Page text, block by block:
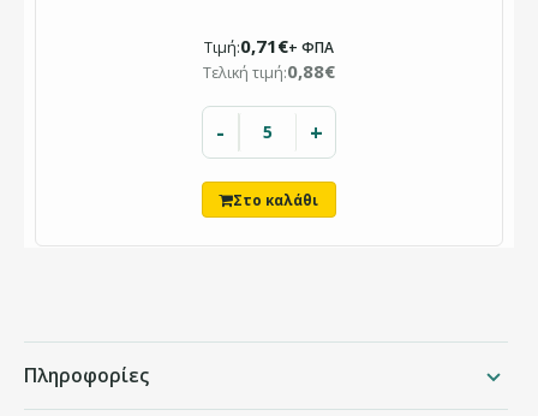
Τιμή:0,71€+ ΦΠΑ
Τελική τιμή:0,88€
- +
Πληροφορίες